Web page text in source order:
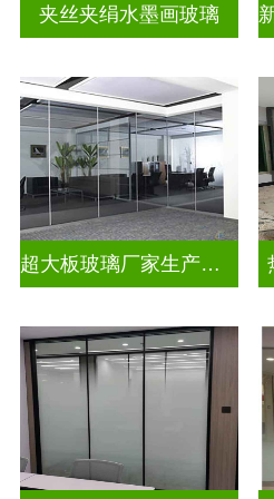
夹丝夹绢水墨画玻璃
超大板玻璃厂家生产安装